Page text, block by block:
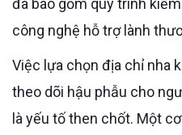
đã bao gồm quy trình
công nghệ hỗ trợ lành
Việc lựa chọn địa chỉ nha khoa uy tín để thực hiện và
theo dõi hậu phẫu cho
là yếu tố then chốt. Một